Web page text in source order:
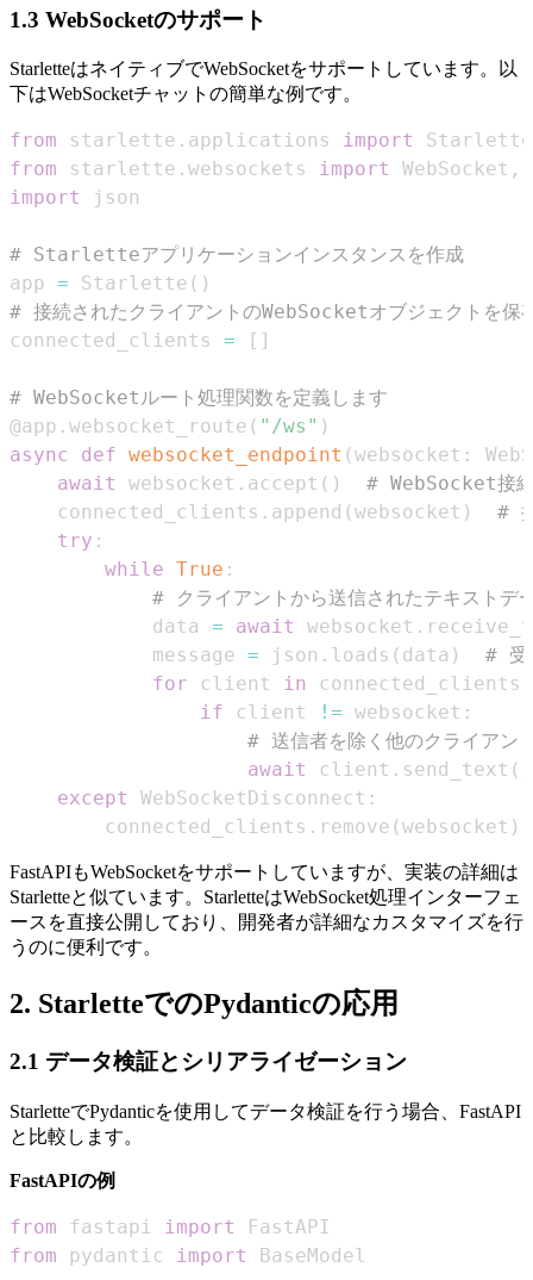
1.3 WebSocketのサポート
StarletteはネイティブでWebSocketをサポートしています。以
下はWebSocketチャットの簡単な例です。
from starlette . applications import
from starlette . websockets import WebSocket ,
import
# Starletteアプリケーションインスタンスを作成
app = Starlette ( )
# 接続されたクライアントのWebSocketオブジェクトを保
connected_clients = [ ]
# WebSocketルート処理関数を定義します
@app . websocket_route ( "/ws" )
async
def websocket_endpoint (websocket :
await
websocket . accept ( )
# WebSocket接
    connected_clients
. append (websocket )
#
try :
while True :
# クライアントから送信されたテキストデ
            data
= await websocket .
            message
= json . loads ( data )
# 受
for client in connected_clients
if client != websocket :
# 送信者を除く他のクライアン
await
client . send_text (
except
WebSocketDisconnect :
        connected_clients
. remove (websocket )
FastAPIもWebSocketをサポートしていますが、実装の詳細は
Starletteと似ています。StarletteはWebSocket処理インターフェ
ースを直接公開しており、開発者が詳細なカスタマイズを行
うのに便利です。
2. StarletteでのPydanticの応用
2.1 データ検証とシリアライゼーション
StarletteでPydanticを使用してデータ検証を行う場合、FastAPI
と比較します。
FastAPIの例
from fastapi import
from pydantic import